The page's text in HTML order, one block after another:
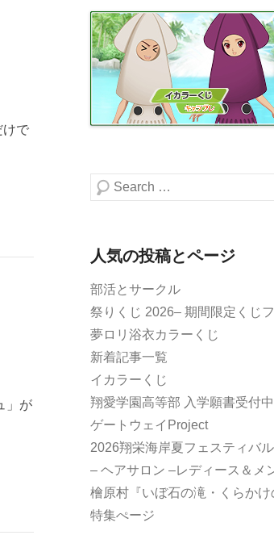
けで
」が
検索する
人気の投稿とページ
部活とサークル
祭りくじ 2026– 期間限定くじ
夢ロリ浴衣カラーくじ
新着記事一覧
イカラーくじ
翔愛学園高等部 入学願書受付中
ゲートウェイProject
2026翔栄海岸夏フェスティバ
– ヘアサロン –レディース＆メ
檜原村『いぼ石の滝・くらかけ
特集ぺージ